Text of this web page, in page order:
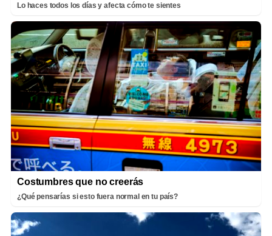
Lo haces todos los días y afecta cómo te sientes
Costumbres que no creerás
¿Qué pensarías si esto fuera normal en tu país?